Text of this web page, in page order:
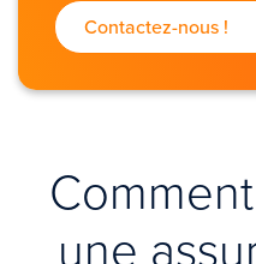
Contactez-nous !
une